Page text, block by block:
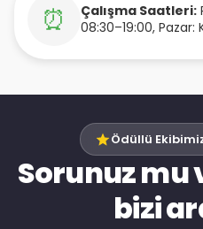
⏰ Çalışma Saatleri:
08:30–19:00, Pazar:
Ödüllü
Sorunuz mu
bizi